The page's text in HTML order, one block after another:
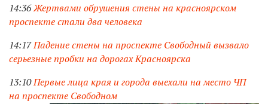
14:36Жертвами обрушения стены на красноярском
проспекте стали два человека
14:17Падение стены на проспекте Свободный вызвало
серьезные пробки на дорогах Красноярска
13:10Первые лица края и города выехали на место ЧП
на проспекте Свободном